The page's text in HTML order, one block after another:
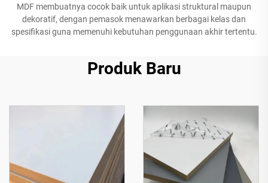
MDF membuatnya cocok baik untuk aplikasi struktural maupun
dekoratif, dengan pemasok menawarkan berbagai kelas dan
spesifikasi guna memenuhi kebutuhan penggunaan akhir tertentu.
Produk Baru